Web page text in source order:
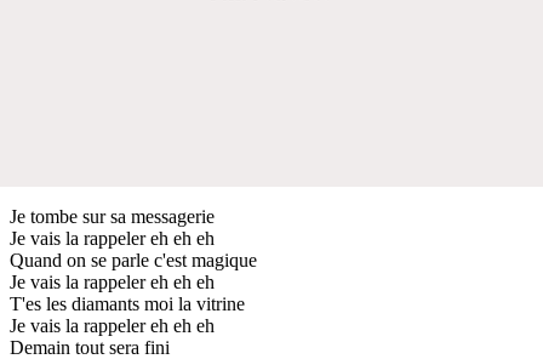
Je tombe sur sa messagerie
Je vais la rappeler eh eh eh
Quand on se parle c'est magique
Je vais la rappeler eh eh eh
T'es les diamants moi la vitrine
Je vais la rappeler eh eh eh
Demain tout sera fini